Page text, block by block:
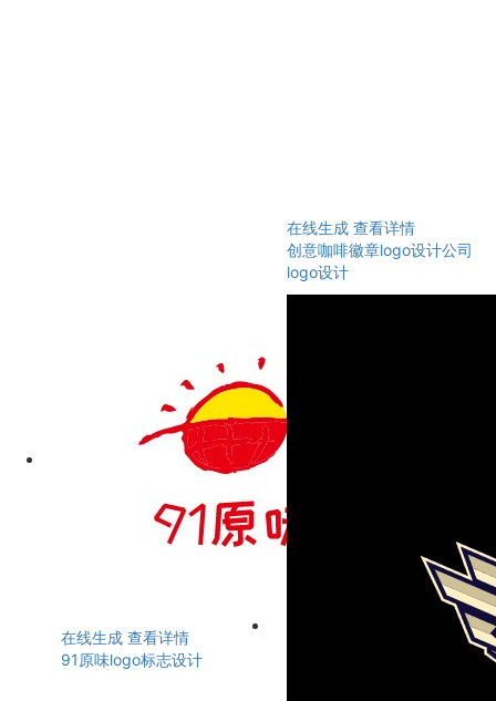
在线生成 查看详情
创意咖啡徽章logo设计公司
logo设计
在线生成 查看详情
91原味logo标志设计